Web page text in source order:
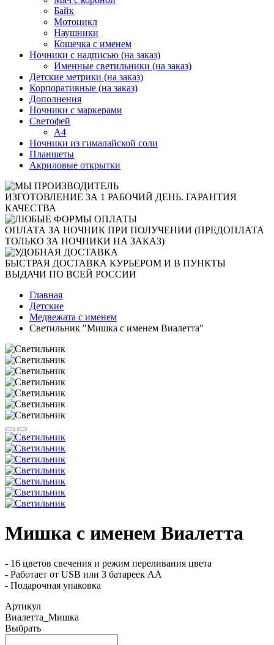
Байк
Мотоцикл
Наушники
Кошечка с именем
Ночники с надписью (на заказ)
Именные светильники (на заказ)
Детские метрики (на заказ)
Корпоративные (на заказ)
Дополнения
Ночники с маркерами
Светофей
А4
Ночники из гималайской соли
Планшеты
Акриловые открытки
ИЗГОТОВЛЕНИЕ ЗА 1 РАБОЧИЙ ДЕНЬ. ГАРАНТИЯ
КАЧЕСТВА
ОПЛАТА ЗА НОЧНИК ПРИ ПОЛУЧЕНИИ (ПРЕДОПЛАТА
ТОЛЬКО ЗА НОЧНИКИ НА ЗАКАЗ)
БЫСТРАЯ ДОСТАВКА КУРЬЕРОМ И В ПУНКТЫ
ВЫДАЧИ ПО ВСЕЙ РОССИИ
Главная
Детские
Медвежата с именем
Светильник "Мишка с именем Виалетта"
Мишка с именем Виалетта
- 16 цветов свечения и режим переливания цвета
- Работает от USB или 3 батареек АА
- Подарочная упаковка
Артикул
Виалетта_Мишка
Выбрать